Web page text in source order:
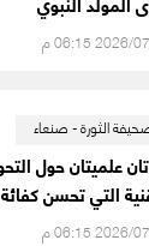
29 06:15 م
الثورة - صنعاء
علميتان حول
التي تحسن
29 06:15 م